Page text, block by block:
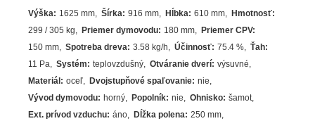
Výška: 1625 mm Šírka: 916 mm Hĺbka: 610 mm Hmotnosť:
299 / 305 kg
Priemer dymovodu: 180 mm Priemer CPV:
150 mm
Spotreba dreva: 3.58 kg/h Účinnosť: 75.4% Ťah:
11 Pa
Systém: teplovzdušný Otváranie dverí: výsuvné
Materiál : oceľ Dvojstupňové spaľovanie: nie
Vývod dymovodu: horný Popolník: nie Ohnisko: šamot
Ext. prívod vzduchu: áno Dĺžka polena: 250 mm